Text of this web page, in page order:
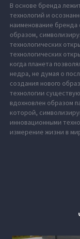
В основе бренда
технологий и
наименование бренда
образом,
технологических
технологических
когда планета
недра, не думая о
создания нового
технологии
вдохновлен образом
которой,
инновационными
измерение жизни в